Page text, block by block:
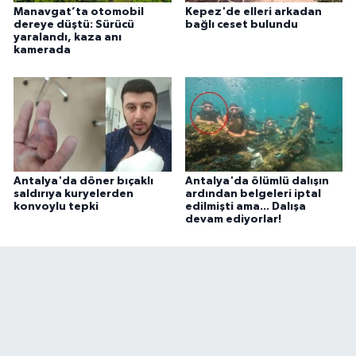
Manavgat’ta otomobil
dereye düştü: Sürücü
yaralandı, kaza anı
kamerada
Kepez'de elleri arkadan
bağlı ceset bulundu
Antalya'da döner bıçaklı
saldırıya kuryelerden
konvoylu tepki
Antalya'da ölümlü dalışın
ardından belgeleri iptal
edilmişti ama... Dalışa
devam ediyorlar!